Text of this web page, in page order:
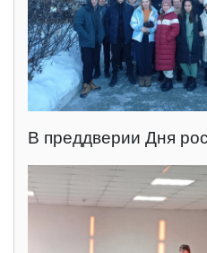
В преддверии Дня